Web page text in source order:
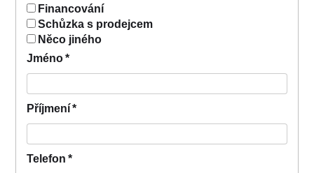
Financování
Schůzka s prodejcem
Něco jiného
Jméno*
Příjmení*
Telefon *